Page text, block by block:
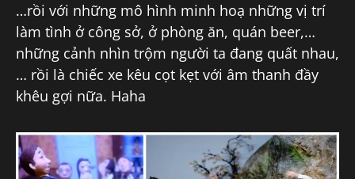
…rồi với những mô hình minh hoạ những vị trí
làm tình ở công sở, ở phòng ăn, quán beer,…
những cảnh nhìn trộm người ta đang quất nhau,
… rồi là chiếc xe kêu cọt kẹt với âm thanh đầy
khêu gợi nữa. Haha